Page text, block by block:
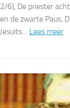
2/6), De priester
en de zwarte Paus,
Jesuits… Lees meer